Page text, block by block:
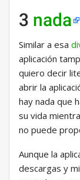
3 nada
Similar a esa
aplicación
quiero decir
abrir la
hay nada que
su vida
no puede
Aunque la
descargas y